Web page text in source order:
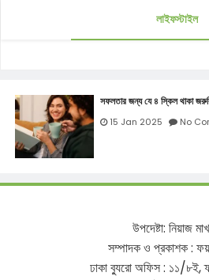
লাইফস্টাইল
সফলতার জন্য যে ৪ স্কিল থাকা
15 Jan 2025 No
উপদেষ্টা: নিয়াজ
সম্পাদকও প্রকাশক:
ঢাকাব্যুরোঅফিস: ১১/৮ই,